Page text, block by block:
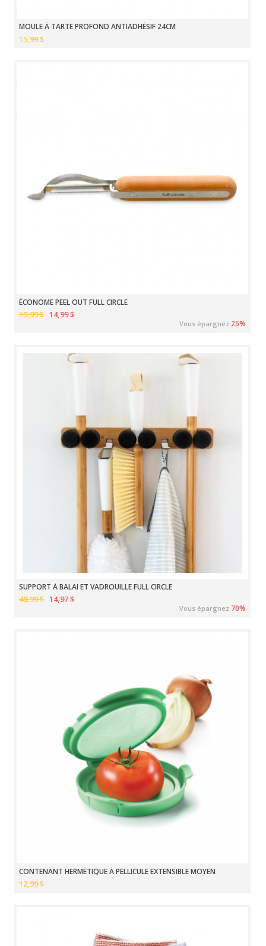
MOULE À TARTE PROFOND ANTIADHÉSIF 24CM
15,99 $
ÉCONOME PEEL OUT FULL CIRCLE
19,99 $ 14,99 $
Vous épargnez 25%
SUPPORT À BALAI ET VADROUILLE FULL CIRCLE
49,99 $ 14,97 $
Vous épargnez 70%
CONTENANT HERMÉTIQUE À PELLICULE EXTENSIBLE MOYEN
12,99 $